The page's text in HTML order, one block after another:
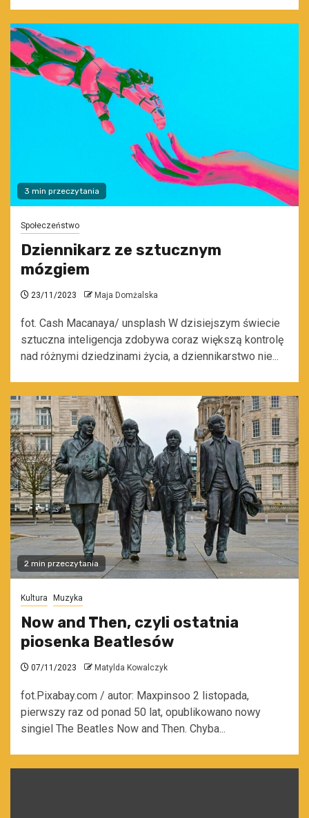
3 min przeczytania
Społeczeństwo
Dziennikarz ze sztucznym
mózgiem
23/11/2023 Maja Domżalska
fot. Cash Macanaya/ unsplash W dzisiejszym świecie
sztuczna inteligencja zdobywa coraz większą kontrolę
nad różnymi dziedzinami życia, a dziennikarstwo nie...
2 min przeczytania
Kultura Muzyka
Now and Then, czyli ostatnia
piosenka Beatlesów
07/11/2023 Matylda Kowalczyk
fot.Pixabay.com / autor: Maxpinsoo 2 listopada,
pierwszy raz od ponad 50 lat, opublikowano nowy
singiel The Beatles Now and Then. Chyba...